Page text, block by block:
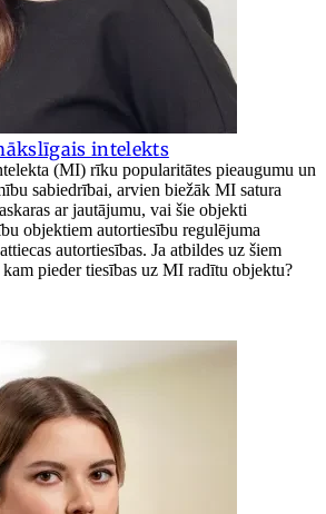
intelekts
(MI) rīku popularitātes pieaugumu un
sabiedrībai, arvien biežāk MI satura
ar jautājumu, vai šie objekti
objektiem autortiesību regulējuma
autortiesības. Ja atbildes uz šiem
pieder tiesības uz MI radītu objektu?